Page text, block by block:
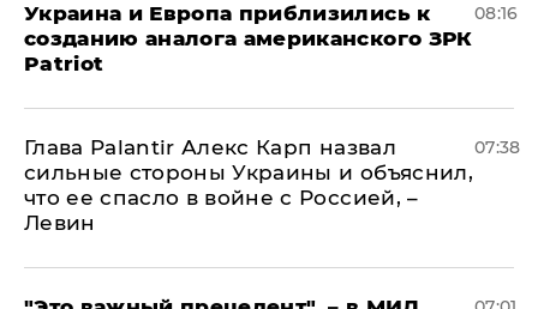
Украина и Европа приблизились к
созданию аналога американского ЗРК
Patriot
08:16
Глава Palantir Алекс Карп назвал
сильные стороны Украины и объяснил,
что ее спасло в войне с Россией, –
Левин
07:38